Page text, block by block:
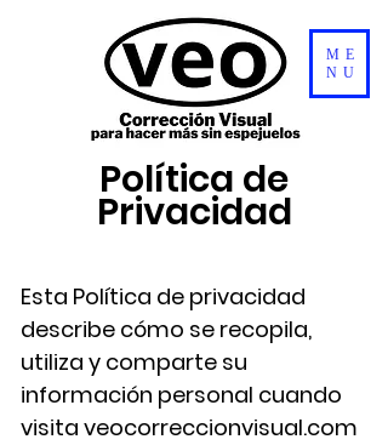
ME
NU
Política de
Privacidad
Esta Política de privacidad
describe cómo se recopila,
utiliza y comparte su
información personal cuando
visita veocorreccionvisual.com